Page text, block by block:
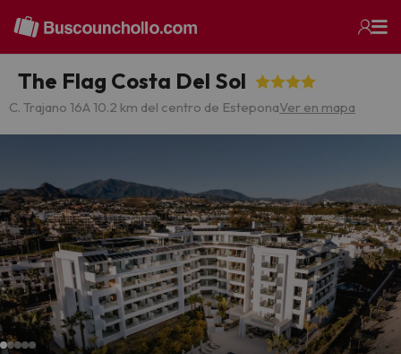
The Flag Costa Del Sol
C. Trajano 16A 10.2 km del centro de EsteponaVer en mapa